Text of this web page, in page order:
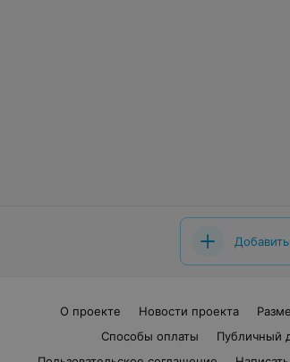
О проекте Новости проекта
Способы оплаты
Публичный